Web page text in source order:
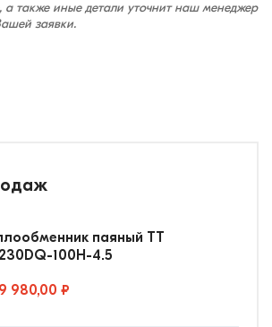
а также иные детали уточнит наш менеджер
заявки.
паяный ТТ
100Н-4.5
980,00 ₽